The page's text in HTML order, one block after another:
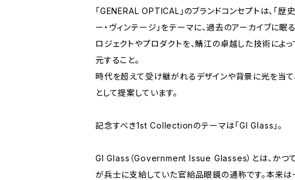
「GENERAL OPTICAL」のブランドコンセプトは、「歴
ー・ヴィンテージ」をテーマに、過去のアーカイブに眠
ロジェクトやプロダクトを、鯖江の卓越した技術によ
元すること。
時代を超えて受け継がれるデザインや背景に光を当て
として提案しています。
記念すべき1st Collectionのテーマは「GI Glass」。
GI Glass（Government Issue Glasses）とは、かつ
が兵士に支給していた官給品眼鏡の通称です。本来